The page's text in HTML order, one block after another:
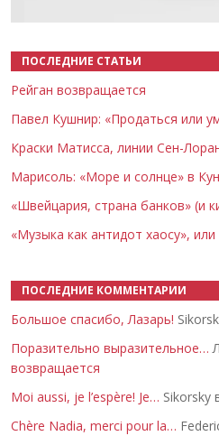
ПОСЛЕДНИЕ СТАТЬИ
Рейган возвращается
Павел Кушнир: «Продаться или
Краски Матисса, линии Сен-
Марисоль: «Море и солнце» в
«Швейцария, страна банков» (и
«Музыка как антидот хаосу»,
ПОСЛЕДНИЕ КОММЕНТАРИИ
Большое спасибо, Лазарь!
Поразительно выразительное…
возвращается
Moi aussi, je l’espère! Je… Sikorsky
Chère Nadia, merci pour la…